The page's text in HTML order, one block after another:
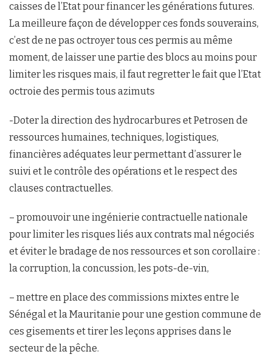
caisses de l’Etat pour financer les générations futures.
La meilleure façon de développer ces fonds souverains,
c’est de ne pas octroyer tous ces permis au même
moment, de laisser une partie des blocs au moins pour
limiter les risques mais, il faut regretter le fait que l’Etat
octroie des permis tous azimuts
-Doter la direction des hydrocarbures et Petrosen de
ressources humaines, techniques, logistiques,
financières adéquates leur permettant d’assurer le
suivi et le contrôle des opérations et le respect des
clauses contractuelles.
– promouvoir une ingénierie contractuelle nationale
pour limiter les risques liés aux contrats mal négociés
et éviter le bradage de nos ressources et son corollaire :
la corruption, la concussion, les pots-de-vin,
– mettre en place des commissions mixtes entre le
Sénégal et la Mauritanie pour une gestion commune de
ces gisements et tirer les leçons apprises dans le
secteur de la pêche.